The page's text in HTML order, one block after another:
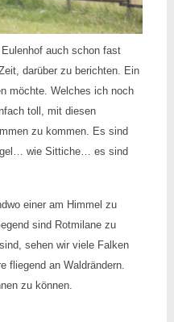
auch schon fast
darüber zu berichten. Ein
möchte. Welches ich noch
toll, mit diesen
zu kommen. Es sind
wie Sittiche… es sind
einer am Himmel zu
sind Rotmilane zu
sehen wir viele Falken
fliegend an Waldrändern.
zu können.